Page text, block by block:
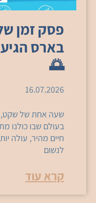
פסק זמן
בארס
🌅
16.07.2026
שעה אחת של שקט,
בעולם שבו כולנו
חיים מהיר, עולה
לנשום
קרא עוד